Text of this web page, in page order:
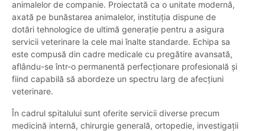
animalelor de companie. Proiectată ca o unitate modernă,
axată pe bunăstarea animalelor, instituția dispune de
dotări tehnologice de ultimă generație pentru a asigura
servicii veterinare la cele mai înalte standarde. Echipa sa
este compusă din cadre medicale cu pregătire avansată,
aflându-se într-o permanentă perfecționare profesională și
fiind capabilă să abordeze un spectru larg de afecțiuni
veterinare.
În cadrul spitalului sunt oferite servicii diverse precum
medicină internă, chirurgie generală, ortopedie, investigații